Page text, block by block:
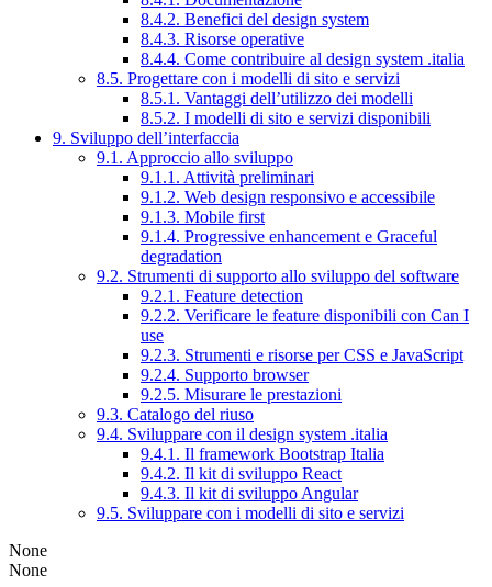
8.4.2. Benefici del design system
8.4.3. Risorse operative
8.4.4. Come contribuire al design system .italia
8.5. Progettare con i modelli di sito e servizi
8.5.1. Vantaggi dell’utilizzo dei modelli
8.5.2. I modelli di sito e servizi disponibili
9. Sviluppo dell’interfaccia
9.1. Approccio allo sviluppo
9.1.1. Attività preliminari
9.1.2. Web design responsivo e accessibile
9.1.3. Mobile first
9.1.4. Progressive enhancement e Graceful
degradation
9.2. Strumenti di supporto allo sviluppo del software
9.2.1. Feature detection
9.2.2. Verificare le feature disponibili con Can I
use
9.2.3. Strumenti e risorse per CSS e JavaScript
9.2.4. Supporto browser
9.2.5. Misurare le prestazioni
9.3. Catalogo del riuso
9.4. Sviluppare con il design system .italia
9.4.1. Il framework Bootstrap Italia
9.4.2. Il kit di sviluppo React
9.4.3. Il kit di sviluppo Angular
9.5. Sviluppare con i modelli di sito e servizi
None
None